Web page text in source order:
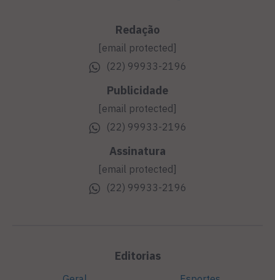
Redação
[email protected]
(22) 99933-2196
Publicidade
[email protected]
(22) 99933-2196
Assinatura
[email protected]
(22) 99933-2196
Editorias